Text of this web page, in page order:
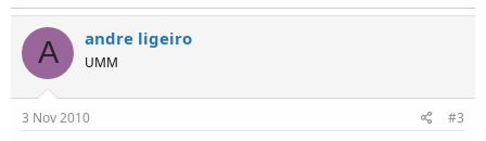
A andre ligeiro
UMM
3 Nov 2010 #3